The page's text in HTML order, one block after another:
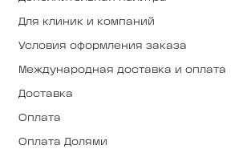
Для клиник и компаний
Условия оформления заказа
Международная доставка и оплата
Доставка
Оплата
Оплата Долями